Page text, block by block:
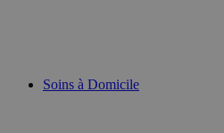
Soins à Domicile